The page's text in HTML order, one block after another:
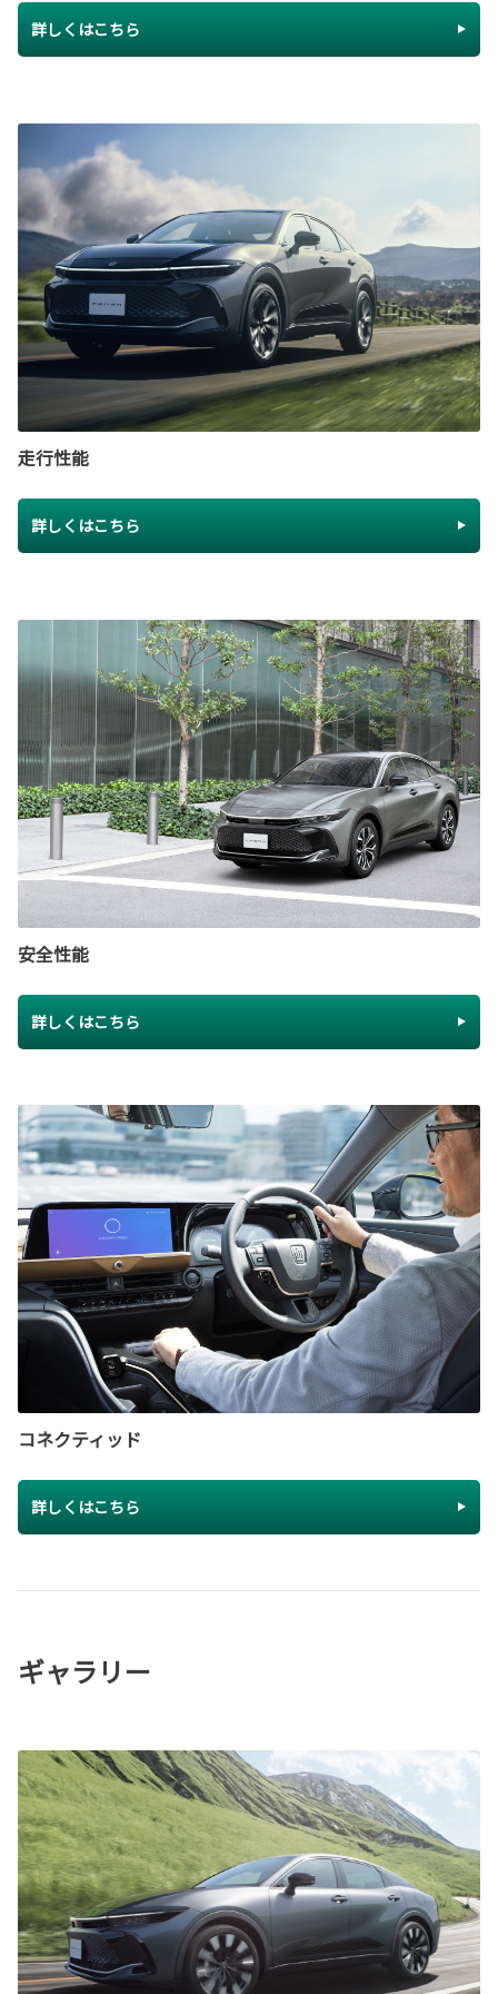
詳しくはこちら
走行性能
詳しくはこちら
安全性能
詳しくはこちら
コネクティッド
詳しくはこちら
ギャラリー